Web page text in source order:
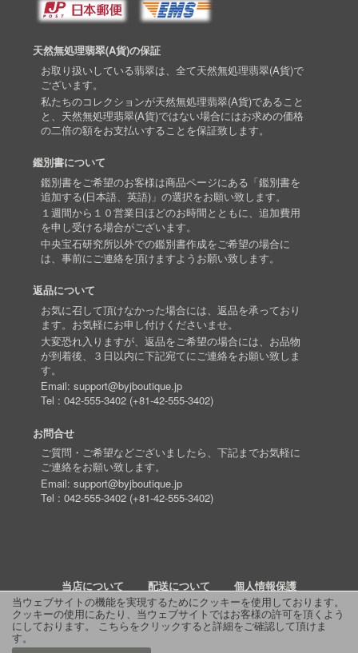
当ウェブサイトの機能を実現するためにクッキーを使用しております。
クッキーの使用にあたり、当ウェブサイトではお客様の許可を頂くよう
にしております。 こちらをクリックすると詳細をご確認して頂けま
す。
天然無処理翡翠(A貨)の保証
お取り扱いしている翡翠は、全て天然無処理翡翠(A貨)で
ございます。
私たちのコレクションが天然無処理翡翠(A貨)であること
と、天然無処理翡翠(A貨)ではない場合にはお求めの価格
の二倍の額をお支払いすることを保証致します。
鑑別書について
鑑別書をご希望のお客様は商品ページにある「鑑別書を
追加する(日本語、英語)」の選択をお願い致します。
１週間から１０営業日ほどのお時間とともに、追加費用
を申し受ける場合がございます。
中央宝石研究所以外での鑑別書作成をご希望の場合に
は、事前にご連絡を頂けますようお願い致します。
返品について
お気に召して頂けなかった場合には、返品を承っており
ます。お気軽にお申し付けくださいませ。
大変恐れ入りますが、返品をご希望の場合には、お品物
が到着後、３日以内に下記宛てにご連絡をお願い致しま
す。
Email: support@byjboutique.jp
Tel : 042-555-3402(+81-42-555-3402)
お問合せ
ご質問・ご希望などございましたら、下記までお気軽に
ご連絡をお願い致します。
Email: support@byjboutique.jp
Tel : 042-555-3402(+81-42-555-3402)
当店について 配送について
個人情報保護
詳細検索
よくあるご質問 お問い合わせ RSS